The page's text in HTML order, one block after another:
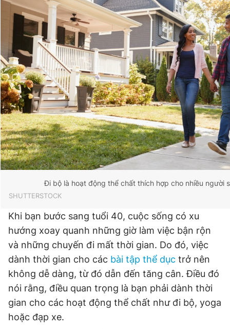
Đi bộ là hoạt động thể chất thích hợp cho nhiều người
SHUTTERSTOCK
Khi bạn bước sang tuổi 40, cuộc sống có xu
hướng xoay quanh những giờ làm việc bận rộn
và những chuyến đi mất thời gian. Do đó, việc
dành thời gian cho các bài tập thể dục trở nên
không dễ dàng, từ đó dẫn đến tăng cân. Điều đó
nói rằng, điều quan trọng là bạn phải dành thời
gian cho các hoạt động thể chất như đi bộ, yoga
hoặc đạp xe.